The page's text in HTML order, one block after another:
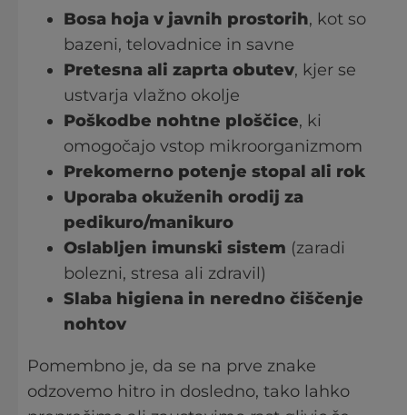
Bosa hoja v javnih prostorih, kot so
bazeni, telovadnice in savne
Pretesna ali zaprta obutev, kjer se
ustvarja vlažno okolje
Poškodbe nohtne ploščice, ki
omogočajo vstop mikroorganizmom
Prekomerno potenje stopal ali rok
Uporaba okuženih orodij za
pedikuro/manikuro
Oslabljen imunski sistem (zaradi
bolezni, stresa ali zdravil)
Slaba higiena in neredno čiščenje
nohtov
Pomembno je, da se na prve znake
odzovemo hitro in dosledno, tako lahko